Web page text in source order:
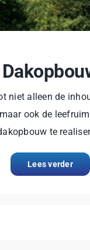
niet alleen de
ook de
te
Lees verder